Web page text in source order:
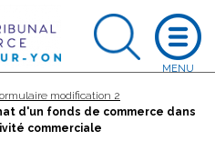
modification 2
d'un fonds de commerce dans
commerciale